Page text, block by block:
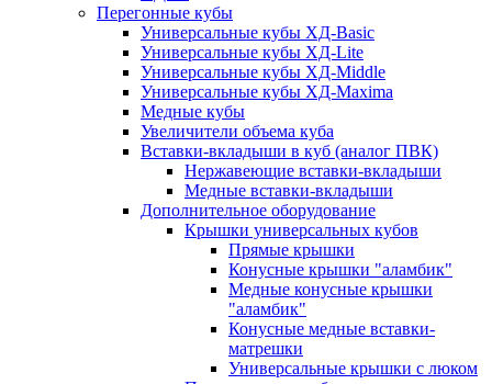
Перегонные кубы
Универсальные кубы ХД-Basic
Универсальные кубы ХД-Lite
Универсальные кубы ХД-Middle
Универсальные кубы ХД-Maxima
Медные кубы
Увеличители объема куба
Вставки-вкладыши в куб (аналог ПВК)
Нержавеющие вставки-вкладыши
Медные вставки-вкладыши
Дополнительное оборудование
Крышки универсальных кубов
Прямые крышки
Конусные крышки "аламбик"
Медные конусные крышки
"аламбик"
Конусные медные вставки-
матрешки
Универсальные крышки с люком